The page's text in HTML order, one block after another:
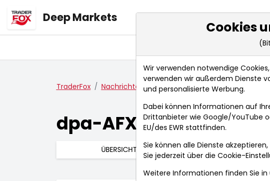
Deep Markets
Markt-
TraderFox Nachrichten dpa-AFX Compact
dpa-AFX Compact
ÜBERSICHT DPA-AFX
Cookies
Wir verwenden notwendige
verwenden wir außerdem Dienste
und personalisierte Werbung.
Dabei können Informationen auf
Drittanbieter wie Google/YouTube
EU/des EWR stattfinden.
Sie können alle Dienste
Sie jederzeit über die Cookie-
Weitere Informationen finden Sie in